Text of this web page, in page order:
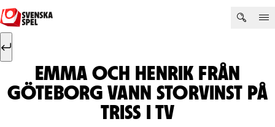
Hoppa till innehåll
Sök efter:
EMMA OCH HENRIK FRÅN
GÖTEBORG VANN STORVINST PÅ
TRISS I TV